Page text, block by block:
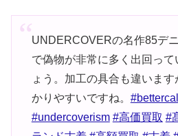
UNDERCOVERの名作85デ
で偽物が非常に多く出回っ
ょう。加工の具合も違いま
かりやすいですね。
#undercoverism #高価買取 #